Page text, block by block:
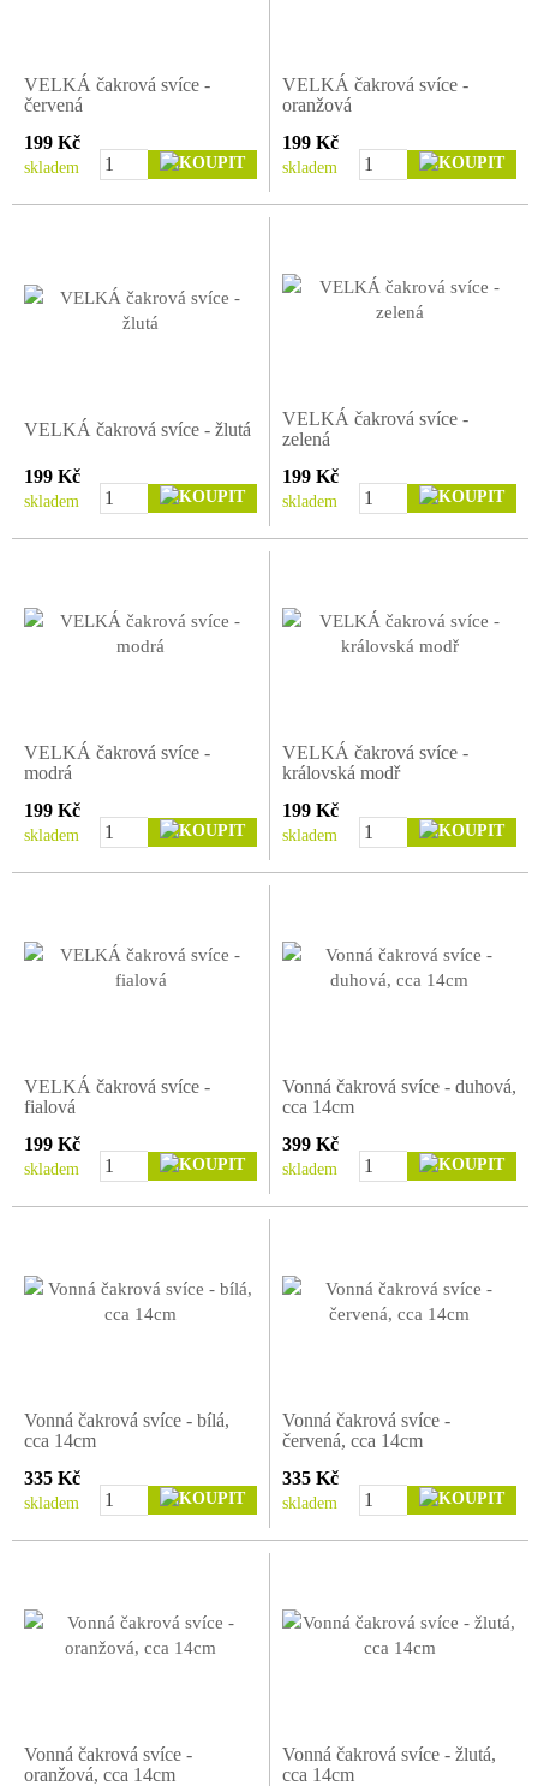
VELKÁ čakrová svíce -
červená
199 Kč
skladem
VELKÁ čakrová svíce -
oranžová
199 Kč
skladem
VELKÁ čakrová svíce - žlutá
199 Kč
skladem
VELKÁ čakrová svíce -
zelená
199 Kč
skladem
VELKÁ čakrová svíce -
modrá
199 Kč
skladem
VELKÁ čakrová svíce -
královská modř
199 Kč
skladem
VELKÁ čakrová svíce -
fialová
199 Kč
skladem
Vonná čakrová svíce - duhová,
cca 14cm
399 Kč
skladem
Vonná čakrová svíce - bílá,
cca 14cm
335 Kč
skladem
Vonná čakrová svíce -
červená, cca 14cm
335 Kč
skladem
Vonná čakrová svíce -
oranžová, cca 14cm
Vonná čakrová svíce - žlutá,
cca 14cm